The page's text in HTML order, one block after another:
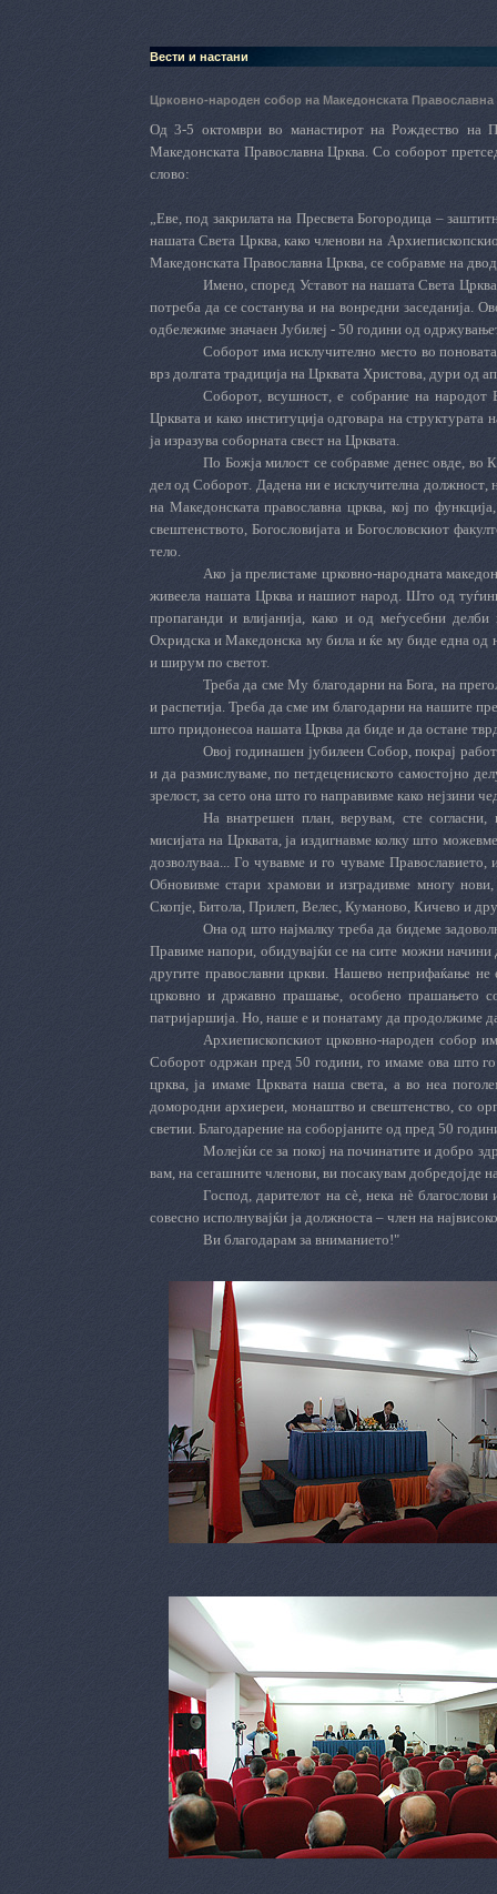
Вести и настани
Црковно-народен собор на Македонската
Од 3-5 октомври во манастирот на Рождество на
Македонската Православна Црква. Со соборот
слово:
„Еве,под закрилата на Пресвета Богородица –
нашата Света Црква, како членови на
Македонската Православна Црква, се собравме на
Имено,според Уставот на нашата Света Црква
потреба да се состанува и на вонредни заседанија.
одбележиме значаен Јубилеј - 50 години од
Соборот има исклучително место во поновата
врз долгата традиција на Црквата Христова, дури од
Соборот,всушност,е собрание на народот
Црквата и како институција одговара на структурата
ја изразува соборната свест на Црквата.
По Божја милост се собравме денес овде, во
дел од Соборот. Дадена ни е исклучителна должност,
на Македонската православна црква, кој по функција
свештенството, Богословијата и Богословскиот
тело.
Ако ја прелистаме црковно-народната
живеела нашата Црква и нашиот народ. Што од
пропаганди и влијанија, како и од меѓусебни
Охридска и Македонска му била и ќе му биде една од
и ширум по светот.
Треба да сме Му благодарни на Бога, на
и распетија. Треба да сме им благодарни на нашите
што придонесоа нашата Црква да биде и да остане
Овој годинашен јубилеен Собор, покрај
и да размислуваме, по петдецениското самостојно
зрелост, за сето она што го направивме како нејзини
На внатрешен план,верувам, сте согласни,
мисијата на Црквата,ја издигнавме колку што можевме
дозволуваа... Го чувавме и го чуваме Православието,
Обновивме стари храмови и изградивме многу
Скопје, Битола, Прилеп, Велес, Куманово, Кичево и
Она од што најмалку треба да бидеме
Правиме напори, обидувајќи се на сите можни
другите православни цркви. Нашево неприфаќање
црковно и државно прашање, особено прашањето
патријаршија. Но, наше е и понатаму да продолжиме
Архиепископскиот црковно-народен собор
Соборот одржан пред 50 години, го имаме ова што
црква, ја имаме Црквата наша света, а во неа
домородни архиереи, монаштво и свештенство, со
светии. Благодарение на соборјаните од пред 50
Молејќи се за покој на починатите и добро
вам, на сегашните членови, ви посакувам добредојде
Господ, дарителот на сè, нека нè
совесно исполнувајќи ја должноста – член на
Ви благодарам за вниманието!"